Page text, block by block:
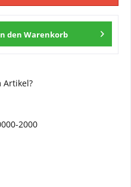
den Warenkorb
Artikel?
2000